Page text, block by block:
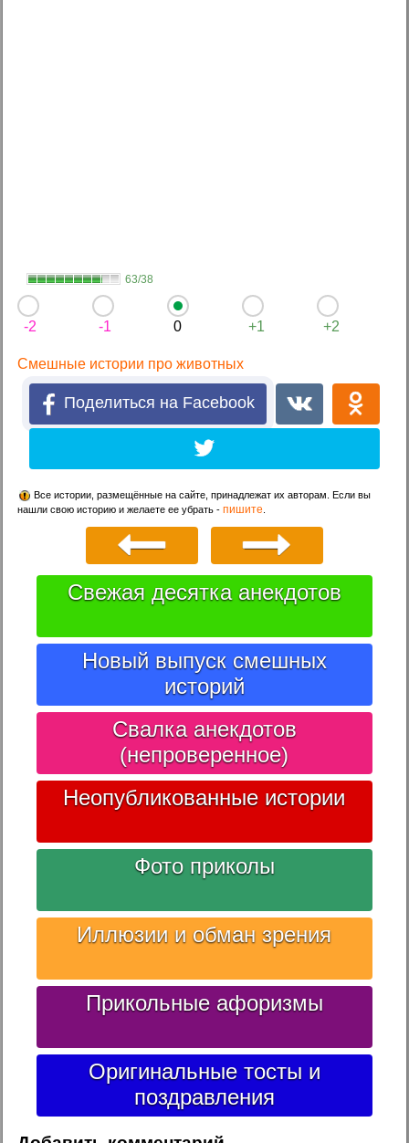
63/38
-2 -1 0 +1 +2
Смешные истории про животных
Поделиться на Facebook
Все истории, размещённые на сайте, принадлежат их авторам. Если вы
нашли свою историю и желаете ее убрать -пишите
Свежая десятка анекдотов
Новый выпуск смешных
историй
Свалка анекдотов
(непроверенное)
Неопубликованные истории
Фото приколы
Иллюзии и обман зрения
Прикольные афоризмы
Оригинальные тосты и
поздравления